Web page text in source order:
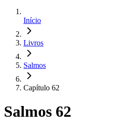
Início
Livros
Salmos
Capítulo 62
Salmos 62